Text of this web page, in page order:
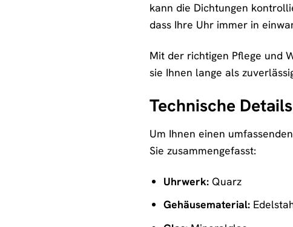
kann die Dichtungen
dass Ihre Uhr immer in
Mit der richtigen Pflege und
sie Ihnen lange als
Technische
Um Ihnen einen
Sie zusammengefasst:
Uhrwerk:Quarz
Gehäusematerial: